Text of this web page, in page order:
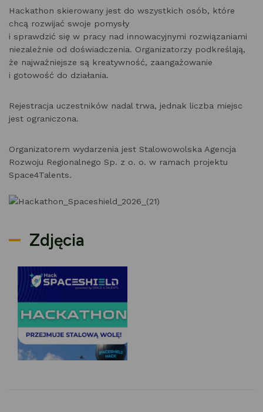
Hackathon skierowany jest do wszystkich osób, które
chcą rozwijać swoje pomysły
i sprawdzić się w pracy nad innowacyjnymi rozwiązaniami
niezależnie od doświadczenia. Organizatorzy podkreślają,
że najważniejsze są kreatywność, zaangażowanie
i gotowość do działania.
Rejestracja uczestników nadal trwa, jednak liczba miejsc
jest ograniczona.
Organizatorem wydarzenia jest Stalowowolska Agencja
Rozwoju Regionalnego Sp. z o. o. w ramach projektu
Space4Talents.
Zdjęcia